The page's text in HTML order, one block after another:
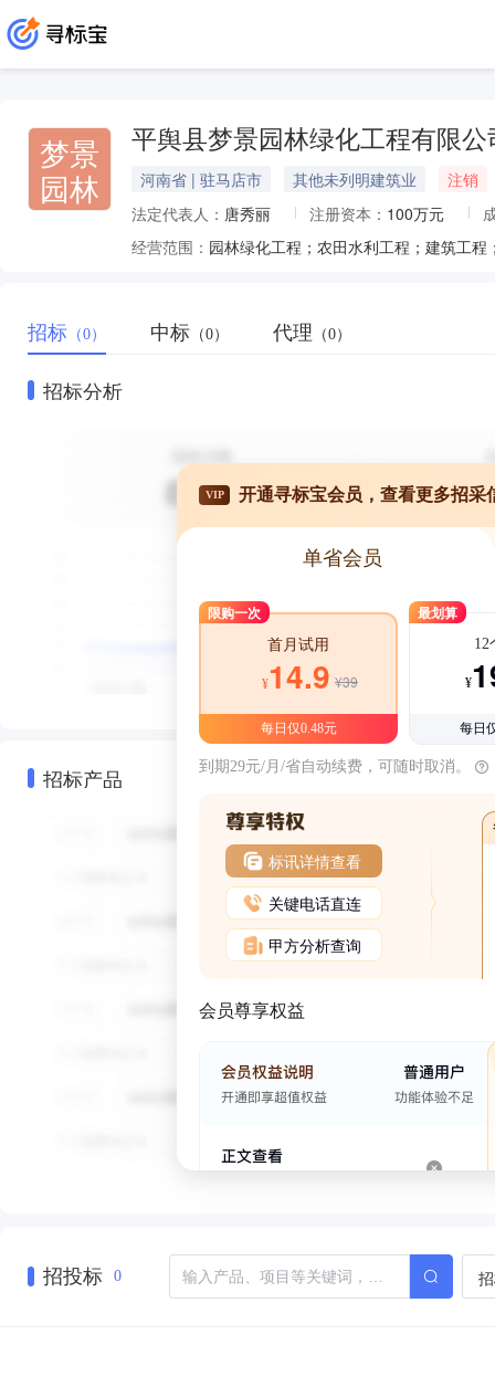
梦景
园林
平舆县梦景园林绿化工程有限公
河南省 | 驻马店市 其他未列明建筑业
注销
法定代表人： 唐秀丽 注册资本： 100万元
经营范围： 园林绿化工程；农田水利工程；建筑工
招标 （0） 中标 （0） 代理 （0）
招标分析
招标产品
VIP 开通寻标宝会员，查看更多招采
单省会员
限购一次
首月试用
¥14.9 ¥39
每日仅0.48元
最划算
12
¥
每日
到期29元/月/省自动续费，可随时取消。
标讯详情查看
关键电话直连
甲方分析查询
会员尊享权益
招投标 0